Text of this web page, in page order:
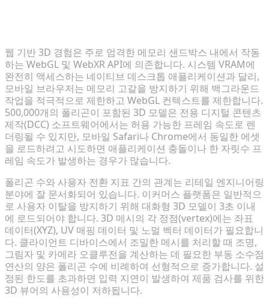
웹 기반 3D 경험은 주로 엄격한 메모리 샌드박스 내에서 작동
하는 WebGL 및 WebXR API에 의존합니다. 시스템 VRAM에
완전히 액세스하는 네이티브 데스크톱 애플리케이션과 달리,
모바일 브라우저는 메모리 고갈을 방지하기 위해 백그라운드
작업을 적극적으로 제한하고 WebGL 컨텍스트를 제한합니다.
500,000개의 폴리곤이 포함된 3D 모델은 전용 디지털 콘텐츠
제작(DCC) 소프트웨어에서는 허용 가능한 프레임 속도로 렌
더링될 수 있지만, 모바일 Safari나 Chrome에서 동일한 에셋
을 로드하려고 시도하면 애플리케이션 충돌이나 한 자릿수 프
레임 속도가 발생하는 경우가 많습니다.
폴리곤 수와 사용자 전환 지표 간의 관계는 리테일 엔지니어링
분야에 잘 문서화되어 있습니다. 이커머스 플랫폼은 일반적으
로 사용자 이탈을 방지하기 위해 대화형 3D 모델이 3초 이내
에 로드되어야 합니다. 3D 메시의 각 정점(vertex)에는 좌표
데이터(XYZ), UV 매핑 데이터 및 노멀 벡터 데이터가 필요합니
다. 클라이언트 디바이스에서 조밀한 메시를 처리할 때 조명,
그림자 및 카메라 오클루전을 계산하는 데 필요한 부동 소수점
연산의 양은 폴리곤 수에 비례하여 선형적으로 증가합니다. 설
정된 한도를 초과하면 입력 지연이 발생하여 제품 검사를 위한
3D 뷰어의 사용성이 저하됩니다.